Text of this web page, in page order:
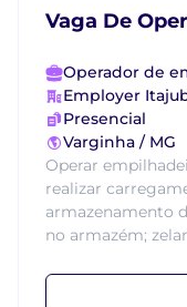
Vaga De
Operador de
Employer
Presencial
Varginha / MG
Operar
realizar
armazenamento
no armazém;